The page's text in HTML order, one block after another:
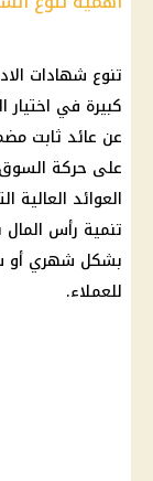
تنوع شهادات
كبيرة في
عن عائد ثابت
على حركة
العوائد
تنمية رأس
بشكل شهري أو
للعملاء.